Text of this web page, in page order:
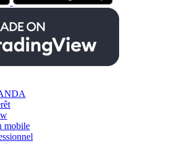
mobile